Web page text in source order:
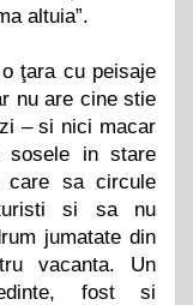
altuia”.
ţaracu peisaje
nu are cine stie
– si nici macar
sosele in stare
care sa circule
si sa nu
jumatate din
vacanta. Un
fost si